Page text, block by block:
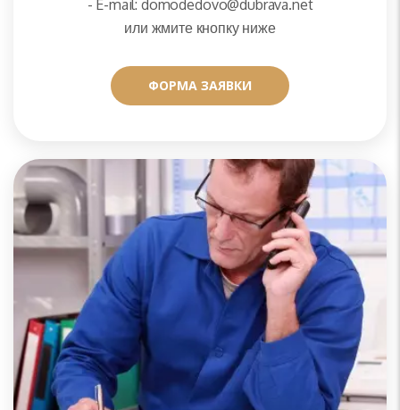
- E-mail: domodedovo@dubrava.net
или жмите кнопку ниже
ФОРМА ЗАЯВКИ
ФОРМА ЗАЯВКИ